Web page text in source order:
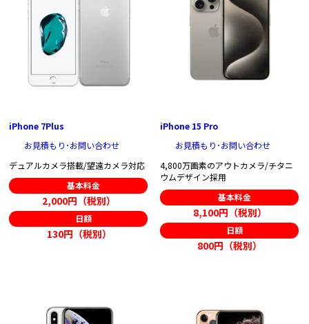
iPhone 7Plus
お見積もり･お問い合わせ
デュアルカメラ搭載/望遠カメラ対応
基本料金
2,000円（税別）
日額
130円（税別）
iPhone 15 Pro
お見積もり･お問い合わせ
4,800万画素のアウトカメラ/チタニ
ウムデザイン採用
基本料金
8,100円（税別）
日額
800円（税別）